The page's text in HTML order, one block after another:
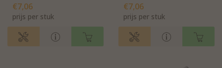
€7,06
prijs per stuk
€7,06
prijs per stuk